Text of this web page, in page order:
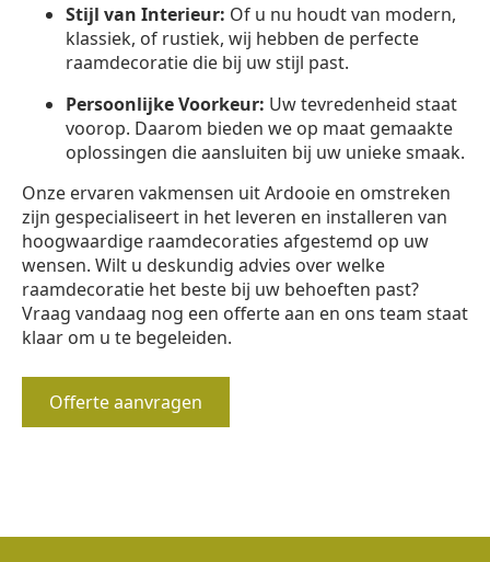
Stijl van Interieur: Of u nu houdt van modern,
klassiek, of rustiek, wij hebben de perfecte
raamdecoratie die bij uw stijl past.
Persoonlijke Voorkeur: Uw tevredenheid staat
voorop. Daarom bieden we op maat gemaakte
oplossingen die aansluiten bij uw unieke smaak.
Onze ervaren vakmensen uit Ardooie en omstreken
zijn gespecialiseert in het leveren en installeren van
hoogwaardige raamdecoraties afgestemd op uw
wensen. Wilt u deskundig advies over welke
raamdecoratie het beste bij uw behoeften past?
Vraag vandaag nog een offerte aan en ons team staat
klaar om u te begeleiden.
Offerte aanvragen